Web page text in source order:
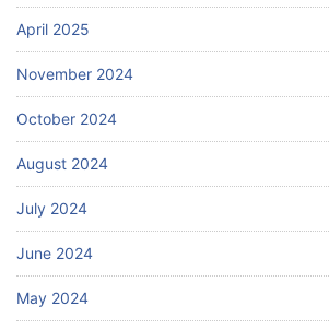
April 2025
November 2024
October 2024
August 2024
July 2024
June 2024
May 2024